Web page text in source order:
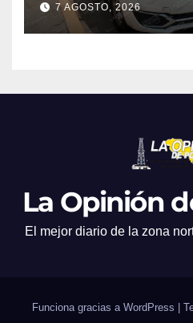
7 AGOSTO, 2026
La Opinión
El mejor diario de la zona
Funciona gracias a WordPress